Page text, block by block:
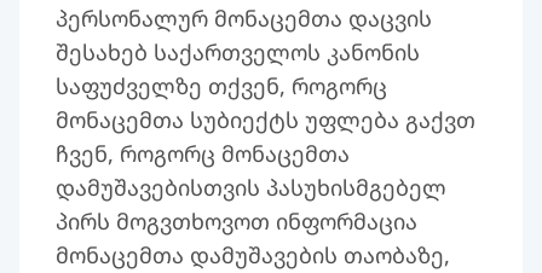
პერსონალურ მონაცემთა დაცვის
შესახებ საქართველოს კანონის
საფუძველზე თქვენ, როგორც
მონაცემთა სუბიექტს უფლება გაქვთ
ჩვენ, როგორც მონაცემთა
დამუშავებისთვის პასუხისმგებელ
პირს მოგვთხოვოთ ინფორმაცია
მონაცემთა დამუშავების თაობაზე,